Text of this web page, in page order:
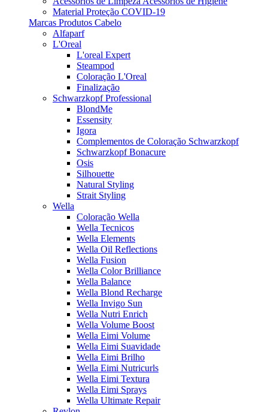
Material Proteção COVID-19
Marcas Produtos Cabelo
Alfaparf
L'Oreal
L'oreal Expert
Steampod
Coloração L'Oreal
Finalização
Schwarzkopf Professional
BlondMe
Essensity
Igora
Complementos de Coloração Schwarzkopf
Schwarzkopf Bonacure
Osis
Silhouette
Natural Styling
Strait Styling
Wella
Coloração Wella
Wella Tecnicos
Wella Elements
Wella Oil Reflections
Wella Fusion
Wella Color Brilliance
Wella Balance
Wella Blond Recharge
Wella Invigo Sun
Wella Nutri Enrich
Wella Volume Boost
Wella Eimi Volume
Wella Eimi Suavidade
Wella Eimi Brilho
Wella Eimi Nutricurls
Wella Eimi Textura
Wella Eimi Sprays
Wella Ultimate Repair